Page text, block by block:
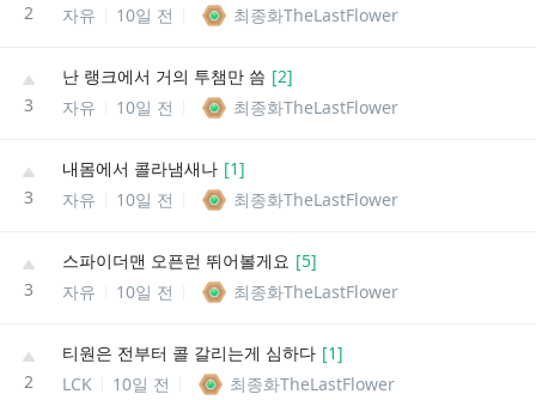
2
자유
10일 전 최종화TheLastFlower
3
난 랭크에서 거의 투챔만 씀 [2]
자유
10일 전 최종화TheLastFlower
3
내몸에서 콜라냄새나 [1]
자유
10일 전 최종화TheLastFlower
3
스파이더맨 오픈런 뛰어볼게요 [5]
자유
10일 전 최종화TheLastFlower
2
티원은 전부터 콜 갈리는게 심하다 [1]
LCK
10일 전 최종화TheLastFlower